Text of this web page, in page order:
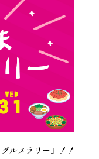
ルメラリー』！！